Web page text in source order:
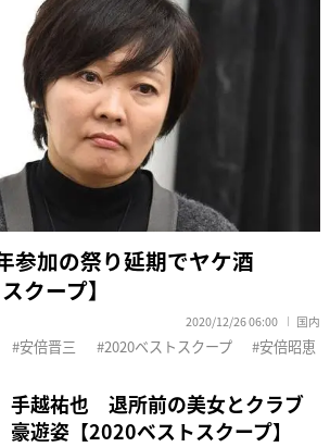
加の祭り延期でヤケ酒
クープ】
2020/12/26 06:00 国内
安倍晋三 2020ベストスクープ 安倍昭恵
手越祐也 退所前の美女とクラブ
豪遊姿【2020ベストスクープ】